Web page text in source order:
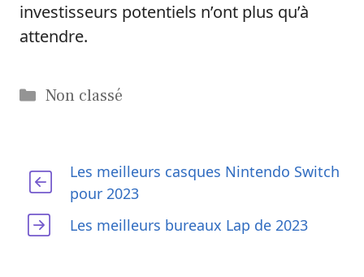
investisseurs potentiels n’ont plus qu’à
attendre.
Catégories
Non classé
Les meilleurs casques Nintendo Switch
pour 2023
Les meilleurs bureaux Lap de 2023